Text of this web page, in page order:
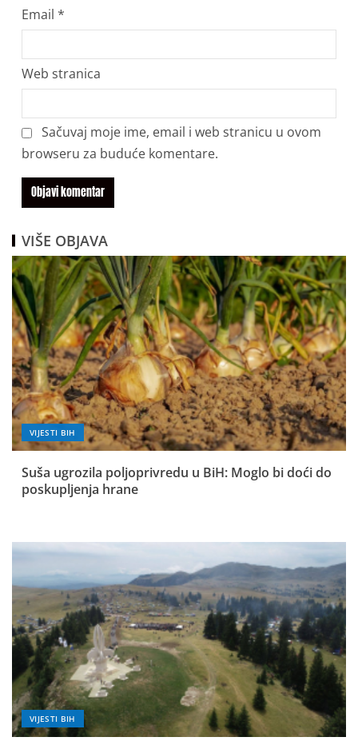
Email *
Web stranica
Sačuvaj moje ime, email i web stranicu u ovom
browseru za buduće komentare.
VIŠE OBJAVA
VIJESTI BIH
Suša ugrozila poljoprivredu u BiH: Moglo bi doći do
poskupljenja hrane
VIJESTI BIH